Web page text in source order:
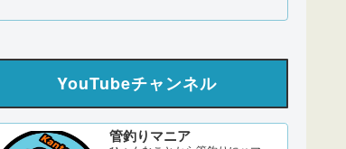
YouTubeチャンネル
管釣りマニア